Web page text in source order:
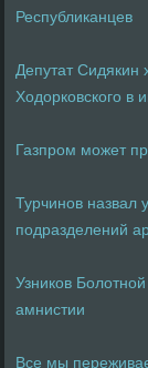
Республиканцев
Депутат
Ходорковского в
Газпром может
Турчинов назвал
подразделений
Узников
амнистии